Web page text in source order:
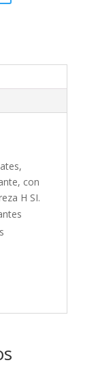
con
H SI.